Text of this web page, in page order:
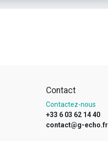
Contact
Contactez-nous
+33 6 03 62 14 40
contact@g-echo.fr